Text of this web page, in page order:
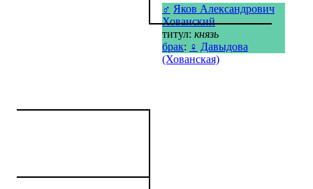
♂ Яков Александрович
Хованский
титул: князь
брак: ♀ Давыдова
(Хованская)